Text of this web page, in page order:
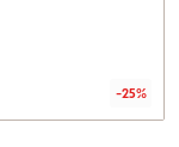
-25%